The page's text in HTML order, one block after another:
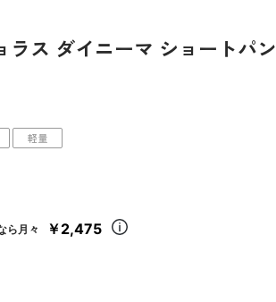
ラス ダイニーマ ショートパン
軽量
ら月々 ￥2,475